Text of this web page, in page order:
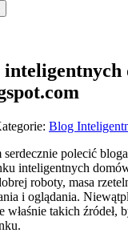
Blog
polecić
inteligentnych
roboty, masa
i oglądania.
właśnie takich źródeł,